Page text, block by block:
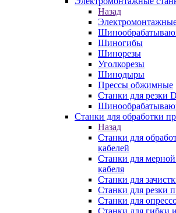
Назад
Шиногибы
Шинорезы
Уголкорезы
Шинодыры
Прессы обжимные
Станки для резки
Станки для обработки
Назад
Станки для
кабелей
Станки для мерной
кабеля
Станки для
Станки для резки
Станки для
Станки для гибки